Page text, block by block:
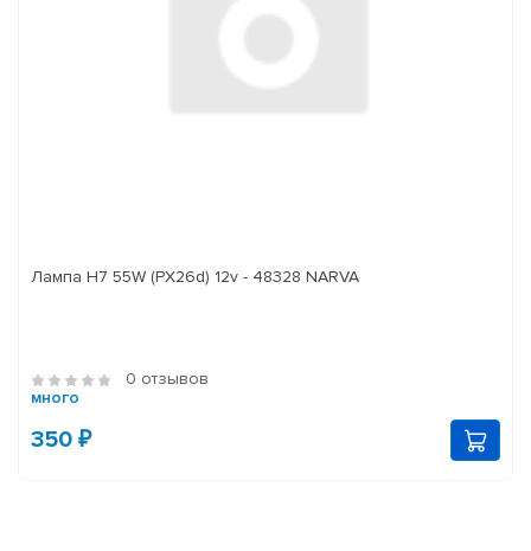
Лампа H7 55W (PX26d) 12v - 48328 NARVA
0 отзывов
много
350 ₽